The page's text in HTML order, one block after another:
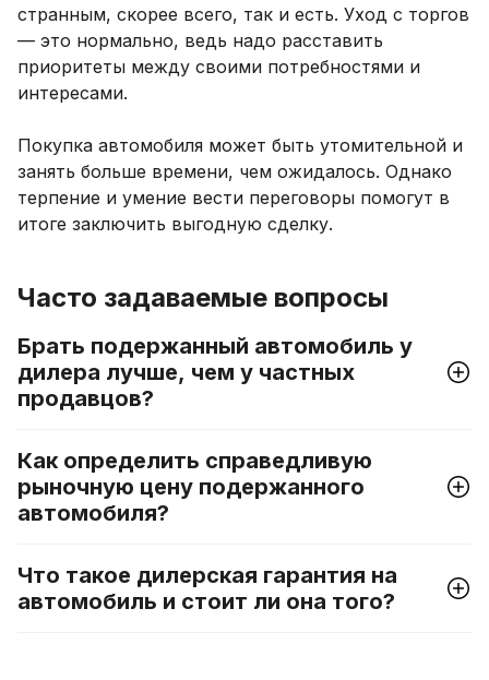
странным, скорее всего, так и есть. Уход с торгов
— это нормально, ведь надо расставить
приоритеты между своими потребностями и
интересами.
Покупка автомобиля может быть утомительной и
занять больше времени, чем ожидалось. Однако
терпение и умение вести переговоры помогут в
итоге заключить выгодную сделку.
Часто задаваемые вопросы
Брать подержанный автомобиль у
дилера лучше, чем у частных
продавцов?
Как определить справедливую
рыночную цену подержанного
автомобиля?
Что такое дилерская гарантия на
автомобиль и стоит ли она того?